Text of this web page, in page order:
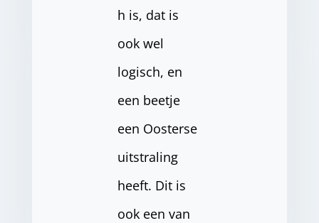
h is, dat is
ook wel
logisch, en
een beetje
een Oosterse
uitstraling
heeft. Dit is
ook een van